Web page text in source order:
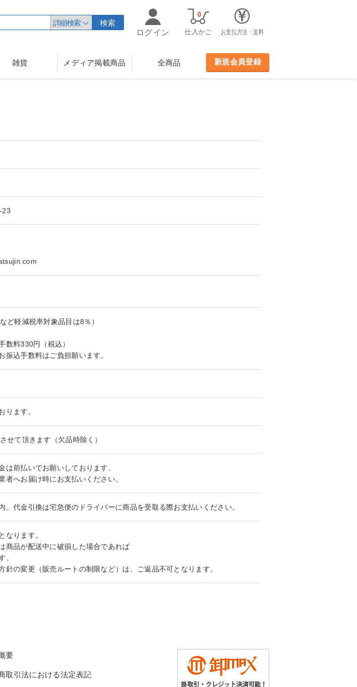
詳細検索
検索
ログイン
仕入かご
0
お支払方法・送料
雑貨 メディア掲載商品 全商品 新規会員登録
23
ど軽減税率対象品目は8％）
数料330円（税込）
振込手数料はご負担願います。
ります。
せて頂きます（欠品時除く）
は前払いでお願いしております。
者へお届け時にお支払いください。
。代金引換は宅急便のドライバーに商品を受取る際お支払いください。
なります。
商品が配送中に破損した場合であれば
。
針の変更（販売ルートの制限など）は、ご返品不可となります。
要
取引法における法定表記